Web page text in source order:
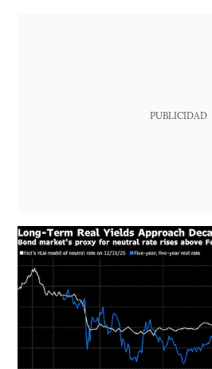
PUBLICIDAD